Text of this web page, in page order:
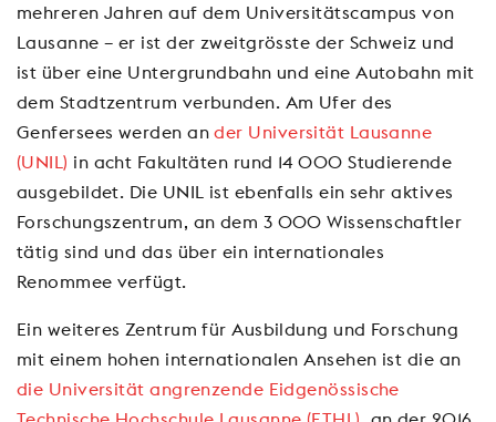
mehreren Jahren auf dem Universitätscampus von
Lausanne – er ist der zweitgrösste der Schweiz und
ist über eine Untergrundbahn und eine Autobahn mit
dem Stadtzentrum verbunden. Am Ufer des
Genfersees werden ander Universität Lausanne
(UNIL) in acht Fakultäten rund 14 000 Studierende
ausgebildet. Die UNIL ist ebenfalls ein sehr aktives
Forschungszentrum, an dem 3 000 Wissenschaftler
tätig sind und das über ein internationales
Renommee verfügt.
Ein weiteres Zentrum für Ausbildung und Forschung
mit einem hohen internationalen Ansehen ist die an
die Universität angrenzende Eidgenössische